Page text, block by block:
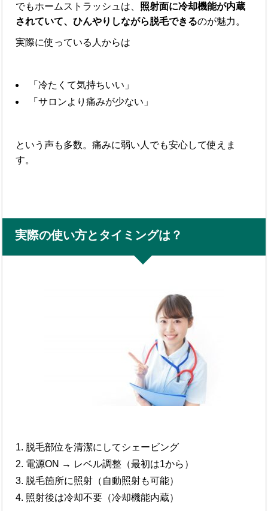
でもホームストラッシュは、 照射面に冷却機能が内蔵
されていて、ひんやりしながら脱毛できるのが魅力。
実際に使っている人からは
「冷たくて気持ちいい」
「サロンより痛みが少ない」
という声も多数。痛みに弱い人でも安心して使えま
す。
実際の使い方とタイミングは？
脱毛部位を清潔にしてシェービング
電源ON → レベル調整（最初は1から）
脱毛箇所に照射（自動照射も可能）
照射後は冷却不要（冷却機能内蔵）